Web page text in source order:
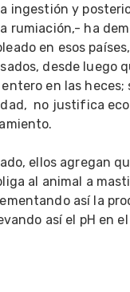
ingestión y
rumiación,- ha
en esos
desde luego
en las heces;
no justifica
ellos agregan
al animal a
así la
así el pH en